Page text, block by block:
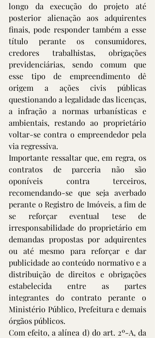
longo da execução do projeto até
posterior alienação aos adquirentes
finais, pode responder também a esse
título perante os consumidores,
credores trabalhistas, obrigações
previdenciárias, sendo comum que
esse tipo de empreendimento dê
origem a ações civis públicas
questionando a legalidade das licenças,
a infração a normas urbanísticas e
ambientais, restando ao proprietário
voltar-se contra o empreendedor pela
via regressiva.
Importante ressaltar que, em regra, os
contratos de parceria não são
oponíveis contra terceiros,
recomendando-se que seja averbado
perante o Registro de Imóveis, a fim de
se reforçar eventual tese de
irresponsabilidade do proprietário em
demandas propostas por adquirentes
ou até mesmo para reforçar e dar
publicidade ao conteúdo normativo e a
distribuição de direitos e obrigações
estabelecida entre as partes
integrantes do contrato perante o
Ministério Público, Prefeitura e demais
órgãos públicos.
Com efeito, a alínea d) do art. 2º-A, da